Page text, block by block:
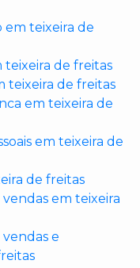
em teixeira de
teixeira de freitas
teixeira de freitas
em teixeira de
em teixeira de
de freitas
em teixeira
e